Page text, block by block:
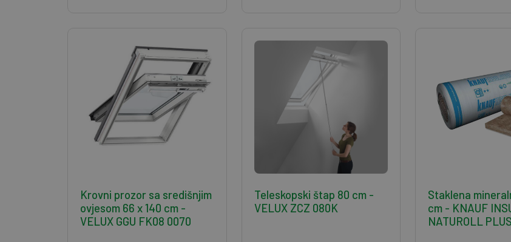
Krovni prozor sa središnjim
ovjesom 66 x 140 cm -
VELUX GGU FK08 0070
Teleskopski štap 80 cm -
VELUX ZCZ 080K
Staklena
cm - KNAUF
NATUROLL PLUS